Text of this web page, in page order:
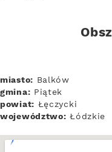
miasto: Balków
gmina: Piątek
powiat: Łęczycki
województwo: Łódzkie